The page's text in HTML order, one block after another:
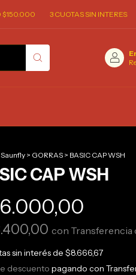
3 CUOTAS SIN INTERES
Saunfly > GORRAS > BASIC CAP WSH
CAP WSH
con Transferencia
sin interés de $8.666,67
descuento pagando con